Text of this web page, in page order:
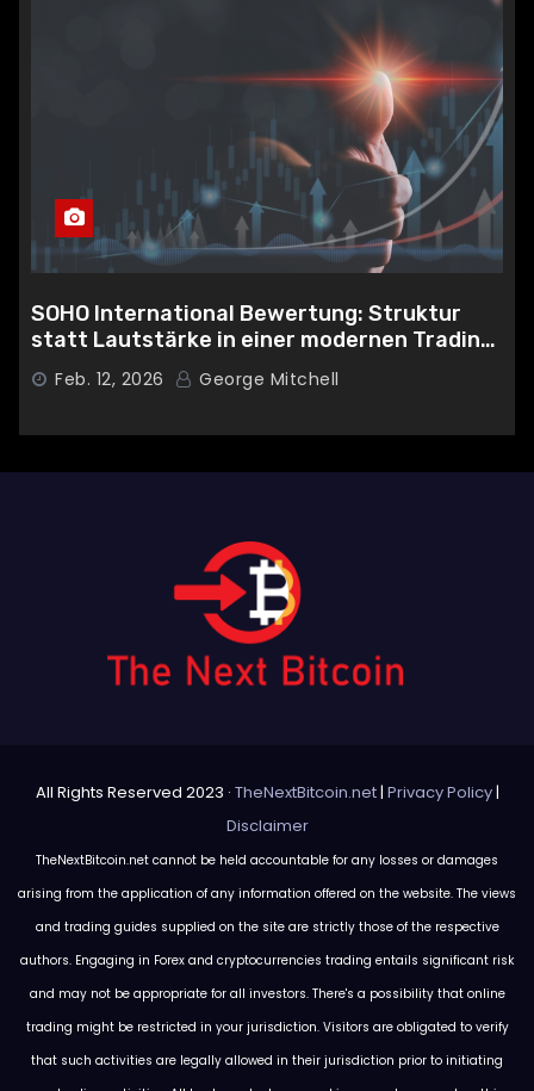
SOHO International Bewertung: Struktur
statt Lautstärke in einer modernen Trading-
Umgebung
Feb. 12, 2026 George Mitchell
All Rights Reserved 2023 · TheNextBitcoin.net| Privacy Policy|
Disclaimer
TheNextBitcoin.net cannot be held accountable for any losses or damages
arising from the application of any information offered on the website. The views
and trading guides supplied on the site are strictly those of the respective
authors. Engaging in Forex and cryptocurrencies trading entails significant risk
and may not be appropriate for all investors. There's a possibility that online
trading might be restricted in your jurisdiction. Visitors are obligated to verify
that such activities are legally allowed in their jurisdiction prior to initiating